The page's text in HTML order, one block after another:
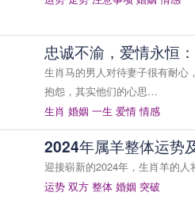
忠诚不渝，爱情永恒
生肖马的男人对待妻子很有耐心
抱怨，其实他们的心思…
生肖 婚姻 一生 爱情 情感
2024年属羊整体运势
迎接崭新的2024年，生肖羊的
运势 双方 整体 婚姻 突破